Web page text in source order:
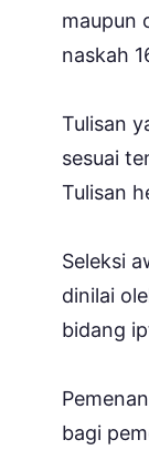
maupun
naskah
Tulisan
sesuai
Tulisan
Seleksi
dinilai
bidang
bagi